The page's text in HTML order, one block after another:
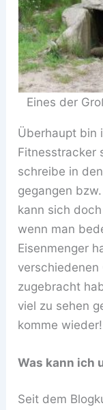
Eines der
Überhaupt bin
Fitnesstracker
schreibe in
gegangen
kann sich
wenn man
Eisenmenger
verschiedenen
zugebracht
viel zu sehen
komme wieder!
Was kann ich
Seit dem